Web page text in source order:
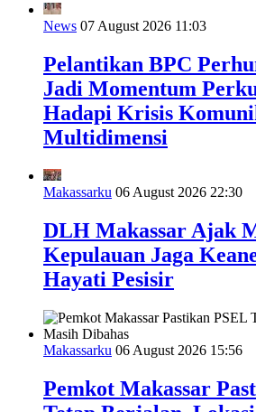
News 07 August 2026 11:03
Pelantikan BPC
Jadi Momentum
Hadapi Krisis
Multidimensi
Makassarku 06 August 2026 22:30
DLH Makassar Ajak
Kepulauan Jaga
Hayati Pesisir
Makassarku 06 August 2026 15:56
Pemkot Makassar